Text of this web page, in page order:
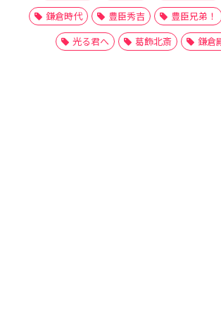
鎌倉時代
豊臣秀吉 豊臣兄弟！
光る君へ
葛飾北斎 鎌倉